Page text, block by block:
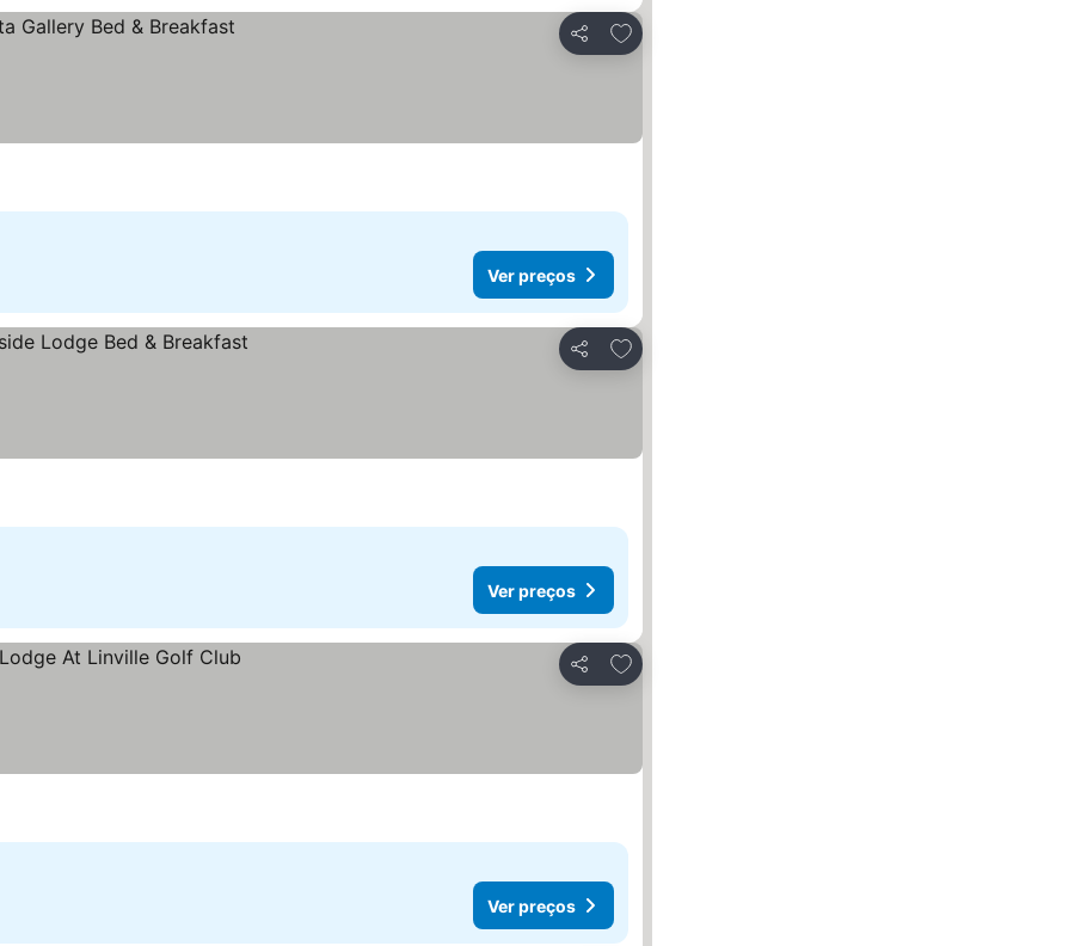
Partilhar
Adicionar aos favoritos
Ver preços
Partilhar
Adicionar aos favoritos
Ver preços
Partilhar
Adicionar aos favoritos
Ver preços